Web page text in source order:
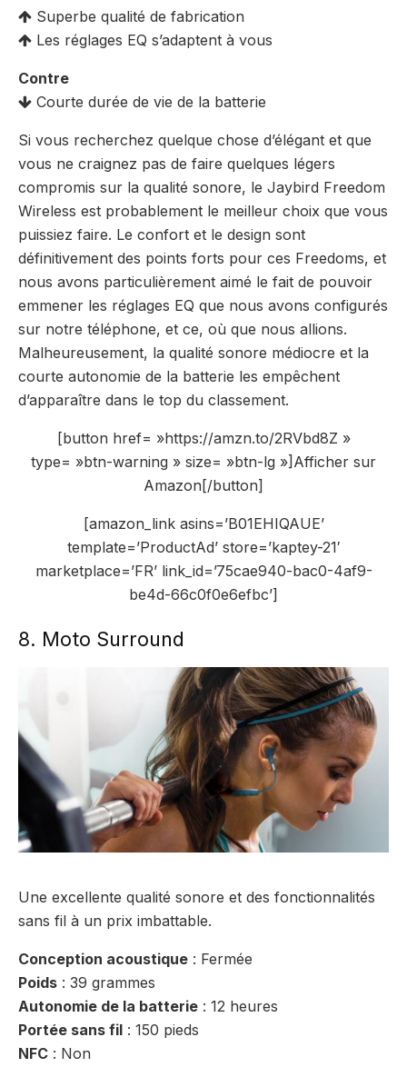
Superbe qualité de fabrication
Les réglages EQ s’adaptent à vous
Contre
Courte durée de vie de la batterie
Si vous recherchez quelque chose d’élégant et que
vous ne craignez pas de faire quelques légers
compromis sur la qualité sonore, le Jaybird Freedom
Wireless est probablement le meilleur choix que vous
puissiez faire. Le confort et le design sont
définitivement des points forts pour ces Freedoms, et
nous avons particulièrement aimé le fait de pouvoir
emmener les réglages EQ que nous avons configurés
sur notre téléphone, et ce, où que nous allions.
Malheureusement, la qualité sonore médiocre et la
courte autonomie de la batterie les empêchent
d’apparaître dans le top du classement.
[button href= »https://amzn.to/2RVbd8Z »
type= »btn-warning » size= »btn-lg »]Afficher sur
Amazon[/button]
[amazon_link asins=’B01EHIQAUE’
template=’ProductAd’ store=’kaptey-21′
marketplace=’FR’ link_id=’75cae940-bac0-4af9-
be4d-66c0f0e6efbc’]
8. Moto Surround
Une excellente qualité sonore et des fonctionnalités
sans fil à un prix imbattable.
Conception acoustique : Fermée
Poids : 39 grammes
Autonomie de la batterie : 12 heures
Portée sans fil : 150 pieds
NFC : Non